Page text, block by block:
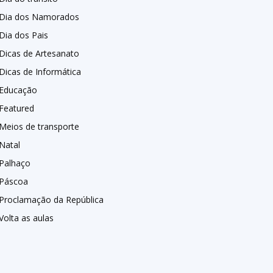
dos Namorados
dos Pais
de Artesanato
de Informática
de transporte
da República
as aulas